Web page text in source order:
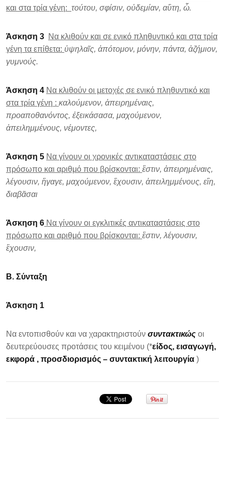
και στα τρία γένη: τούτου, σφίσιν, οὐδεμίαν, αὓτη, ὧ.
Άσκηση 3 Να κλιθούν και σε ενικό πληθυντικό και στα τρία
γένη τα επίθετα: ὑψηλαῖς, ἀπότομον, μόνην, πάντα, ἀζήμιον,
γυμνούς.
Άσκηση 4 Να κλιθούν οι μετοχές σε ενικό πληθυντικό και
στα τρία γένη : καλούμενον, ἀπειρημέναις,
προαποθανόντος, ἐξεικάσασα, μαχούμενον,
ἀπειλημμένους, νέμοντες,
Άσκηση 5 Να γίνουν οι χρονικές αντικαταστάσεις στο
πρόσωπο και αριθμό που βρίσκονται: ἒστιν, ἀπειρημέναις,
λέγουσιν, ἢγαγε, μαχούμενον, ἒχουσιν, ἀπειλημμένους, εἲη,
διαβᾶσαι
Άσκηση 6 Να γίνουν οι εγκλιτικές αντικαταστάσεις στο
πρόσωπο και αριθμό που βρίσκονται: ἒστιν, λέγουσιν,
ἒχουσιν,
Β. Σύνταξη
Άσκηση 1
Να εντοπισθούν και να χαρακτηριστούν συντακτικώς οι
δευτερεύουσες προτάσεις του κειμένου (*είδος, εισαγωγή,
εκφορά , προσδιορισμός – συντακτική λειτουργία )